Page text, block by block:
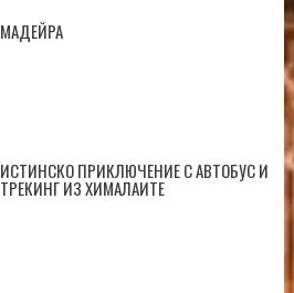
МАДЕЙРА
ИСТИНСКО ПРИКЛЮЧЕНИЕ С АВТОБУС И
ТРЕКИНГ ИЗ ХИМАЛАИТЕ